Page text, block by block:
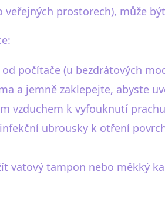
prostorech), může
počítače (u bezdrátových
a jemně zaklepejte, abyste
vzduchem k vyfouknutí
ubrousky k otření
vatový tampon nebo měkký